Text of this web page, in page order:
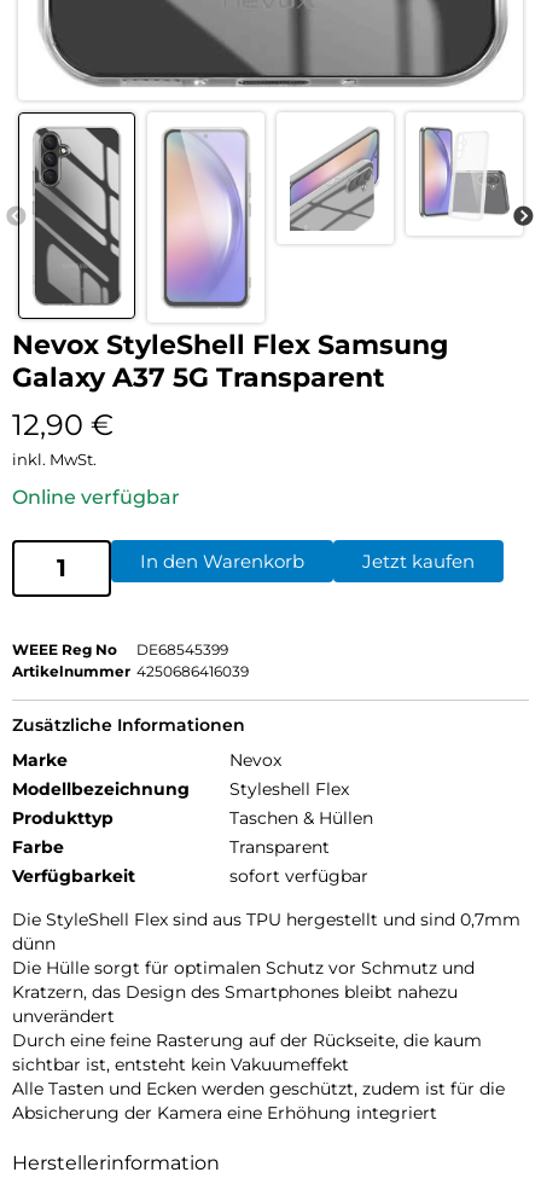
Nevox StyleShell Flex Samsung
Galaxy A37 5G Transparent
12,90 €
inkl. MwSt.
Online verfügbar
In den Warenkorb Jetzt kaufen
WEEE Reg No
DE68545399
Artikelnummer 4250686416039
Zusätzliche Informationen
Marke
Nevox
Modellbezeichnung
Styleshell Flex
Produkttyp
Taschen & Hüllen
Farbe
Transparent
Verfügbarkeit
sofort verfügbar
Die StyleShell Flex sind aus TPU hergestellt und sind 0,7mm
dünn
Die Hülle sorgt für optimalen Schutz vor Schmutz und
Kratzern, das Design des Smartphones bleibt nahezu
unverändert
Durch eine feine Rasterung auf der Rückseite, die kaum
sichtbar ist, entsteht kein Vakuumeffekt
Alle Tasten und Ecken werden geschützt, zudem ist für die
Absicherung der Kamera eine Erhöhung integriert
Herstellerinformation